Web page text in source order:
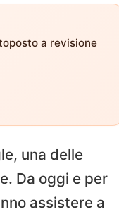
a revisione
una delle
Da oggi e per
assistere a